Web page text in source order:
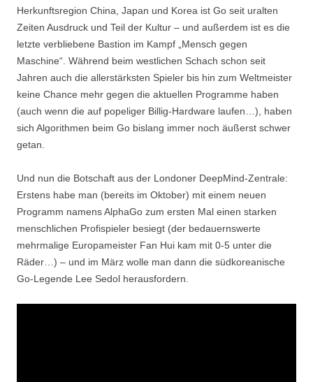
Herkunftsregion China, Japan und Korea ist Go seit uralten
Zeiten Ausdruck und Teil der Kultur – und außerdem ist es die
letzte verbliebene Bastion im Kampf „Mensch gegen
Maschine“. Während beim westlichen Schach schon seit
Jahren auch die allerstärksten Spieler bis hin zum Weltmeister
keine Chance mehr gegen die aktuellen Programme haben
(auch wenn die auf popeliger Billig-Hardware laufen…), haben
sich Algorithmen beim Go bislang immer noch äußerst schwer
getan.
Und nun die Botschaft aus der Londoner DeepMind-Zentrale:
Erstens habe man (bereits im Oktober) mit einem neuen
Programm namens AlphaGo zum ersten Mal einen starken
menschlichen Profispieler besiegt (der bedauernswerte
mehrmalige Europameister Fan Hui kam mit 0-5 unter die
Räder…) – und im März wolle man dann die südkoreanische
Go-Legende Lee Sedol herausfordern.